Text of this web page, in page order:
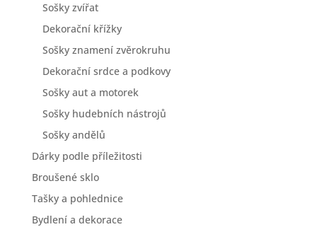
Sošky zvířat
Dekorační křížky
Sošky znamení zvěrokruhu
Dekorační srdce a podkovy
Sošky aut a motorek
Sošky hudebních nástrojů
Sošky andělů
Dárky podle příležitosti
Broušené sklo
Tašky a pohlednice
Bydlení a dekorace